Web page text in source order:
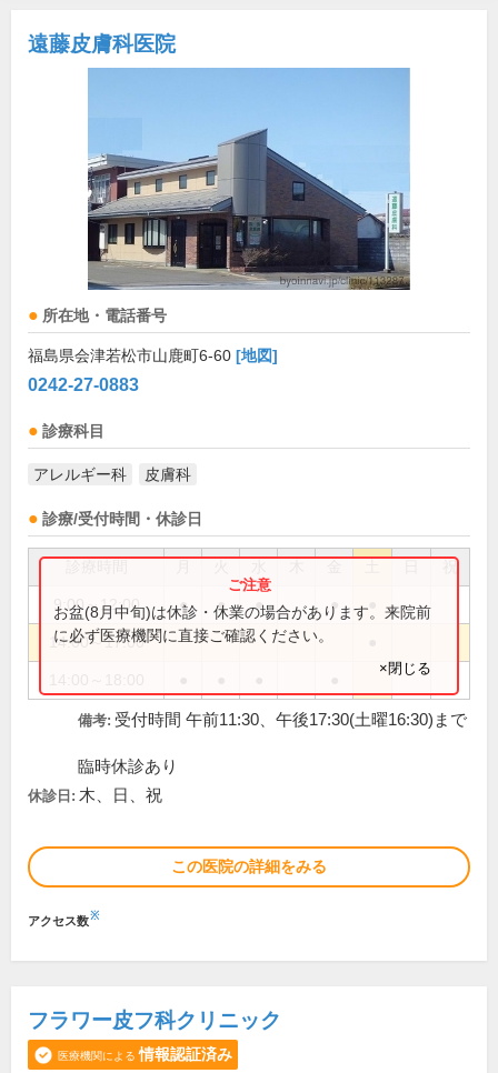
遠藤皮膚科医院
所在地・電話番号
福島県会津若松市山鹿町6-60 [地図]
0242-27-0883
診療科目
アレルギー科 皮膚科
診療/受付時間・休診日
祝
9:00～12:00 ● ● ● ●
14:00～17:00
お盆(8月中旬)は休診・休業の場合があります。来院前
に必ず医療機関に直接ご確認ください。
×閉じる
備考: 受付時間 午前11:30、午後17:30(土曜16:30)まで
臨時休診あり
休診日: 木、日、祝
この医院の詳細をみる
アクセス数※
フラワー皮フ科クリニック
医療機関による 情報認証済み